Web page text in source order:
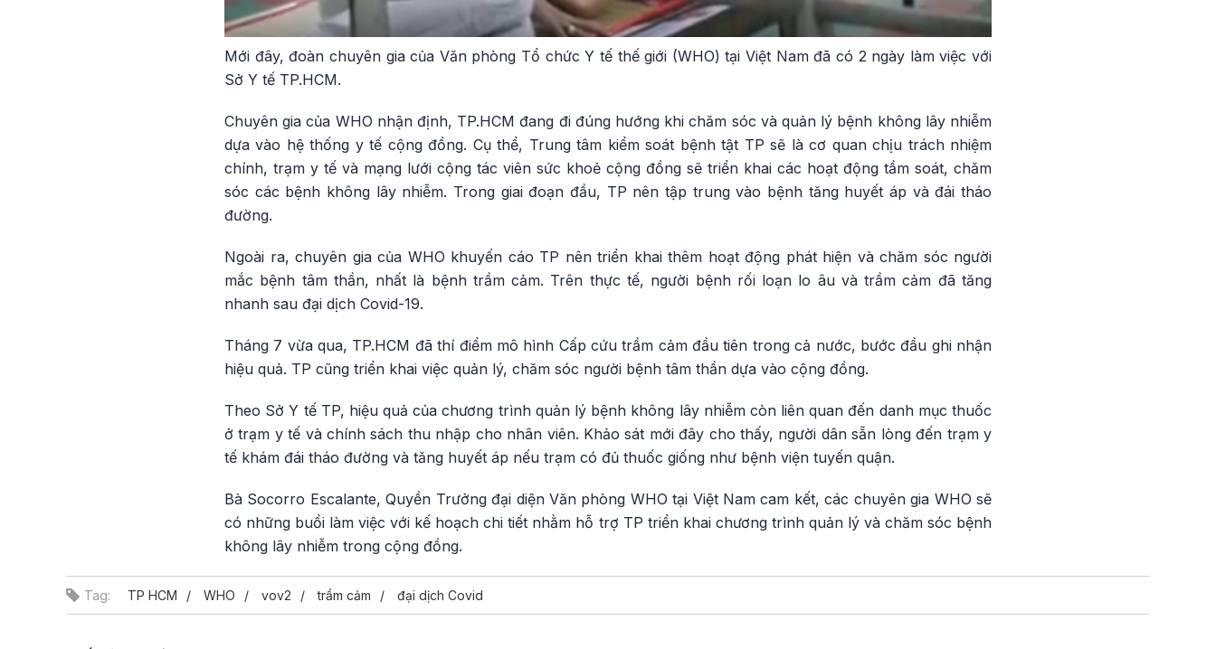
Mới đây, đoàn chuyên gia của Văn phòng Tổ chức Y tế thế giới (WHO) tại Việt Nam đã có 2 ngày làm việc với
Sở Y tế TP.HCM.
Chuyên gia của WHO nhận định, TP.HCM đang đi đúng hướng khi chăm sóc và quản lý bệnh không lây nhiễm
dựa vào hệ thống y tế cộng đồng. Cụ thể, Trung tâm kiểm soát bệnh tật TP sẽ là cơ quan chịu trách nhiệm
chính, trạm y tế và mạng lưới cộng tác viên sức khoẻ cộng đồng sẽ triển khai các hoạt động tầm soát, chăm
sóc các bệnh không lây nhiễm. Trong giai đoạn đầu, TP nên tập trung vào bệnh tăng huyết áp và đái tháo
đường.
Ngoài ra, chuyên gia của WHO khuyến cáo TP nên triển khai thêm hoạt động phát hiện và chăm sóc người
mắc bệnh tâm thần, nhất là bệnh trầm cảm. Trên thực tế, người bệnh rối loạn lo âu và trầm cảm đã tăng
nhanh sau đại dịch Covid-19.
Tháng 7 vừa qua, TP.HCM đã thí điểm mô hình Cấp cứu trầm cảm đầu tiên trong cả nước, bước đầu ghi nhận
hiệu quả. TP cũng triển khai việc quản lý, chăm sóc người bệnh tâm thần dựa vào cộng đồng.
Theo Sở Y tế TP, hiệu quả của chương trình quản lý bệnh không lây nhiễm còn liên quan đến danh mục thuốc
ở trạm y tế và chính sách thu nhập cho nhân viên. Khảo sát mới đây cho thấy, người dân sẵn lòng đến trạm y
tế khám đái tháo đường và tăng huyết áp nếu trạm có đủ thuốc giống như bệnh viện tuyến quận.
Bà Socorro Escalante, Quyền Trưởng đại diện Văn phòng WHO tại Việt Nam cam kết, các chuyên gia WHO sẽ
có những buổi làm việc với kế hoạch chi tiết nhằm hỗ trợ TP triển khai chương trình quản lý và chăm sóc bệnh
không lây nhiễm trong cộng đồng.
Tag: TP HCM WHO vov2 trầm cảm đại dịch Covid